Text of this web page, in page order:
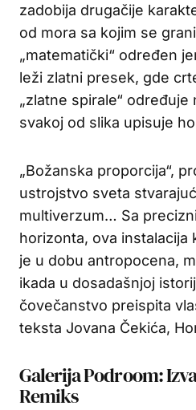
zadobija drugačije
od mora sa kojim se
„matematički“ određen
leži zlatni presek, gde
„zlatne spirale“
svakoj od slika upisuje
„Božanska proporcija“,
ustrojstvo sveta
multiverzum… Sa
horizonta, ova instalacija
je u dobu antropocena,
ikada u dosadašnjoj
čovečanstvo preispita
teksta Jovana Čekića,
Galerija Podroom:
Remiks